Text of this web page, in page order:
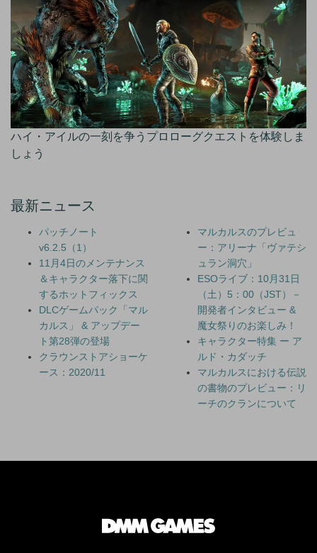
ハイ・アイルの一刻を争うプロローグクエストを体験しま
しょう
最新ニュース
パッチノート
v6.2.5（1）
11月4日のメンテナンス
＆キャラクター落下に関
するホットフィックス
DLCゲームパック「マル
カルス」 & アップデー
ト第28弾の登場
クラウンストアショーケ
ース：2020/11
マルカルスのプレビュ
ー：アリーナ「ヴァテシ
ュラン洞穴」
ESOライブ：10月31日
（土）5：00（JST）－
開発者インタビュー &
魔女祭りのお楽しみ！
キャラクター特集 ー ア
ルド・カダッチ
マルカルスにおける伝説
の書物のプレビュー：リ
ーチのクランについて